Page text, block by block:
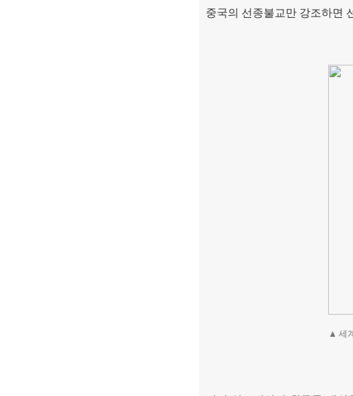
중국의 선종불교만 강조하면
▲ 세